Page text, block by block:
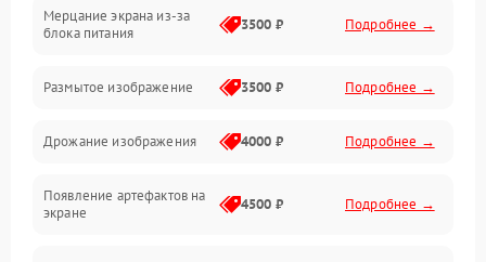
Неисправность управления и интерфейсов
Мерцание экрана из-за
блока питания
3500 ₽ Подробнее →
Размытое изображение 3500 ₽ Подробнее →
Дрожание изображения 4000 ₽ Подробнее →
Появление артефактов на
экране
4500 ₽ Подробнее →